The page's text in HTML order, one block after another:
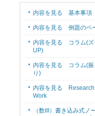
内容を見る 基本事項
内容を見る 例題のペ
内容を見る コラム(ズ
UP)
内容を見る コラム(振
り)
内容を見る Research
Work
（数III）書き込み式ノ